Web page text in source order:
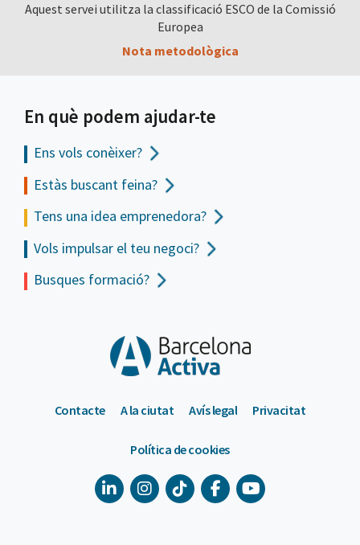
Aquest servei utilitza la classificació ESCO de la Comissió
Europea
Nota metodològica
En què podem ajudar-te
Ens vols conèixer?
Estàs buscant feina?
Tens una idea emprenedora?
Vols impulsar el teu negoci?
Busques formació?
Contacte A la ciutat Avís legal Privacitat
Política de cookies